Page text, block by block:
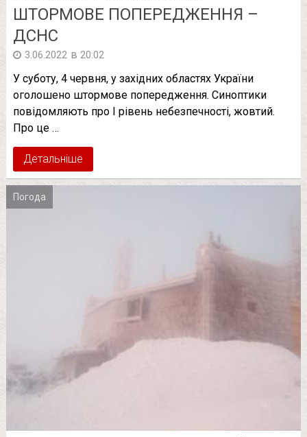
ШТОРМОВЕ ПОПЕРЕДЖЕННЯ –
ДСНС
3.06.2022 в 20:02
У суботу, 4 червня, у західних областях України
оголошено штормове попередження. Синоптики
повідомляють про І рівень небезпечності, жовтий.
Про це …
Детальніше
Погода